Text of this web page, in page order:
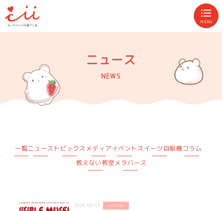
MENU
ニュース
NEWS
一覧ニュース トピックスメディアイベントスイーツ自販機コラム
教えない教室メタバース
2026.08.05 イベント